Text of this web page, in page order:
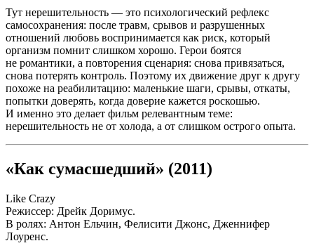
Тут нерешительность — это психологический рефлекс
самосохранения: после травм, срывов и разрушенных
отношений любовь воспринимается как риск, который
организм помнит слишком хорошо. Герои боятся
не романтики, а повторения сценария: снова привязаться,
снова потерять контроль. Поэтому их движение друг к другу
похоже на реабилитацию: маленькие шаги, срывы, откаты,
попытки доверять, когда доверие кажется роскошью.
И именно это делает фильм релевантным теме:
нерешительность не от холода, а от слишком острого опыта.
«Как сумасшедший» (2011)
Like Crazy
Режиссер: Дрейк Доримус.
В ролях: Антон Ельчин, Фелисити Джонс, Дженнифер
Лоуренс.